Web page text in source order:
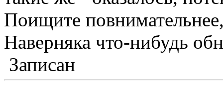
Поищите
Наверняка что-нибудь
Записан